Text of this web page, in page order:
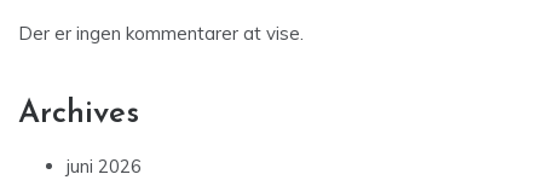
Der er ingen kommentarer at vise.
Archives
juni 2026